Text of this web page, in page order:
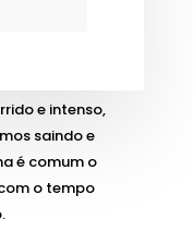
e intenso,
saindo e
é comum o
o tempo